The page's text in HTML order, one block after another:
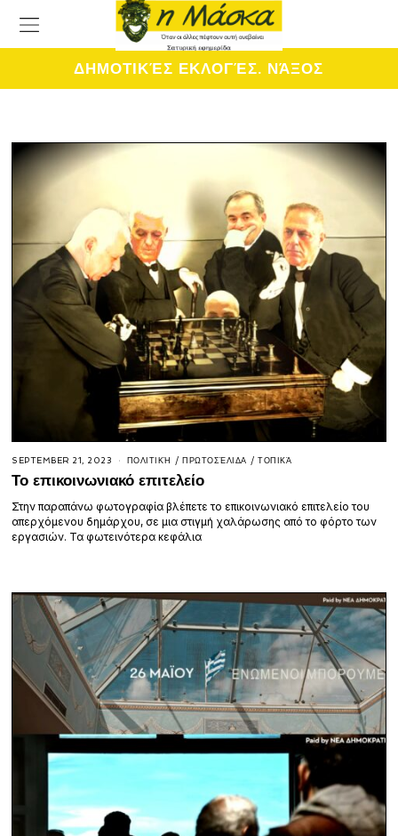
ΔΗΜΟΤΙΚΈΣ ΕΚΛΟΓΈΣ. ΝΆΞΟΣ
SEPTEMBER 21, 2023 ΠΟΛΙΤΙΚΉ / ΠΡΩΤΟΣΈΛΙΔΑ / ΤΟΠΙΚΆ
Το επικοινωνιακό επιτελείο
Στην παραπάνω φωτογραφία βλέπετε το επικοινωνιακό επιτελείο του
απερχόμενου δημάρχου, σε μια στιγμή χαλάρωσης από το φόρτο των
εργασιών. Τα φωτεινότερα κεφάλια